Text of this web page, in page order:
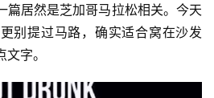
篇居然是芝加哥马拉松相关。今天
别提过马路，确实适合窝在沙发
字。